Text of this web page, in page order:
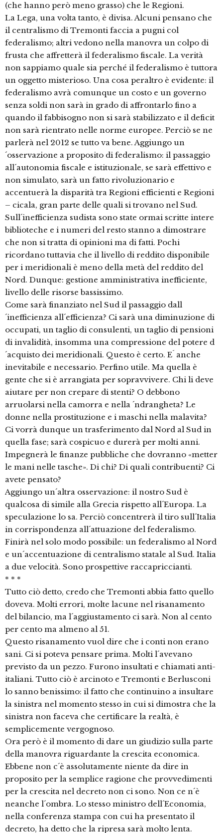
(che hanno però meno grasso) che le Regioni.
La Lega, una volta tanto, è divisa. Alcuni pensano che
il centralismo di Tremonti faccia a pugni col
federalismo; altri vedono nella manovra un colpo di
frusta che affretterà il federalismo fiscale. La verità
non sappiamo quale sia perché il federalismo è tuttora
un oggetto misterioso. Una cosa peraltro è evidente: il
federalismo avrà comunque un costo e un governo
senza soldi non sarà in grado di affrontarlo fino a
quando il fabbisogno non si sarà stabilizzato e il deficit
non sarà rientrato nelle norme europee. Perciò se ne
parlerà nel 2012 se tutto va bene. Aggiungo un
´osservazione a proposito di federalismo: il passaggio
all´autonomia fiscale e istituzionale, se sarà effettivo e
non simulato, sarà un fatto rivoluzionario e
accentuerà la disparità tra Regioni efficienti e Regioni
– cicala, gran parte delle quali si trovano nel Sud.
Sull´inefficienza sudista sono state ormai scritte intere
biblioteche e i numeri del resto stanno a dimostrare
che non si tratta di opinioni ma di fatti. Pochi
ricordano tuttavia che il livello di reddito disponibile
per i meridionali è meno della metà del reddito del
Nord. Dunque: gestione amministrativa inefficiente,
livello delle risorse bassissimo.
Come sarà finanziato nel Sud il passaggio dall
´inefficienza all´efficienza? Ci sarà una diminuzione di
occupati, un taglio di consulenti, un taglio di pensioni
di invalidità, insomma una compressione del potere d
´acquisto dei meridionali. Questo è certo. E´ anche
inevitabile e necessario. Perfino utile. Ma quella è
gente che si è arrangiata per sopravvivere. Chi li deve
aiutare per non crepare di stenti? O debbono
arruolarsi nella camorra e nella ´ndrangheta? Le
donne nella prostituzione e i maschi nella malavita?
Ci vorrà dunque un trasferimento dal Nord al Sud in
quella fase; sarà cospicuo e durerà per molti anni.
Impegnerà le finanze pubbliche che dovranno «metter
le mani nelle tasche». Di chi? Di quali contribuenti? Ci
avete pensato?
Aggiungo un´altra osservazione: il nostro Sud è
qualcosa di simile alla Grecia rispetto all´Europa. La
speculazione lo sa. Perciò concentrerà il tiro sull´Italia
in corrispondenza all´attuazione del federalismo.
Finirà nel solo modo possibile: un federalismo al Nord
e un´accentuazione di centralismo statale al Sud. Italia
a due velocità. Sono prospettive raccapriccianti.
* * *
Tutto ciò detto, credo che Tremonti abbia fatto quello
doveva. Molti errori, molte lacune nel risanamento
del bilancio, ma l´aggiustamento ci sarà. Non al cento
per cento ma almeno al 51.
Questo risanamento vuol dire che i conti non erano
sani. Ci si poteva pensare prima. Molti l´avevano
previsto da un pezzo. Furono insultati e chiamati anti-
italiani. Tutto ciò è arcinoto e Tremonti e Berlusconi
lo sanno benissimo: il fatto che continuino a insultare
la sinistra nel momento stesso in cui si dimostra che la
sinistra non faceva che certificare la realtà, è
semplicemente vergognoso.
Ora però è il momento di dare un giudizio sulla parte
della manovra riguardante la crescita economica.
Ebbene non c´è assolutamente niente da dire in
proposito per la semplice ragione che provvedimenti
per la crescita nel decreto non ci sono. Non ce n´è
neanche l´ombra. Lo stesso ministro dell´Economia,
nella conferenza stampa con cui ha presentato il
decreto, ha detto che la ripresa sarà molto lenta.